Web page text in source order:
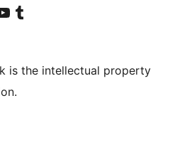
konto
YouTube-kanal
Besøg vores Tumblr-konto
is the intellectual property